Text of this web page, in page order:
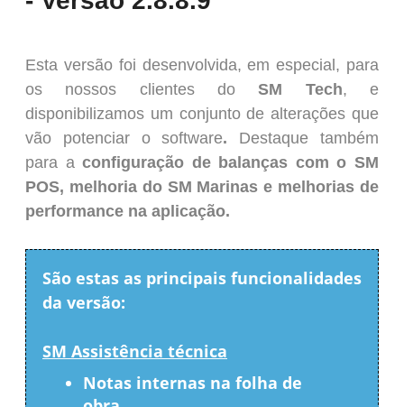
Esta versão foi desenvolvida, em especial, para
os nossos clientes doSM Tech, e
disponibilizamos um conjunto de alterações que
vão potenciar o software. Destaque também
para aconfiguração de balanças com o SM
POS, melhoria do SM Marinas e melhorias de
performance na aplicação.
São estas as principais funcionalidades
da versão:
SM Assistência técnica
Notas internas na folha de